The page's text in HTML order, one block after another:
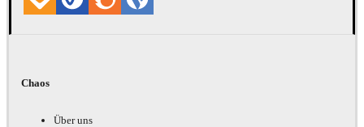
Chaos
Über uns